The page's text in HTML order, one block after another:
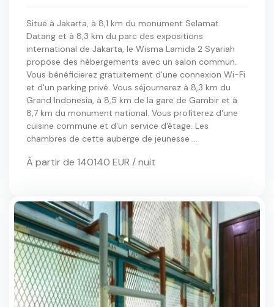
Situé à Jakarta, à 8,1 km du monument Selamat
Datang et à 8,3 km du parc des expositions
international de Jakarta, le Wisma Lamida 2 Syariah
propose des hébergements avec un salon commun.
Vous bénéficierez gratuitement d'une connexion Wi-Fi
et d'un parking privé. Vous séjournerez à 8,3 km du
Grand Indonesia, à 8,5 km de la gare de Gambir et à
8,7 km du monument national. Vous profiterez d'une
cuisine commune et d'un service d'étage. Les
chambres de cette auberge de jeunesse ...
À partir de 140140 EUR / nuit